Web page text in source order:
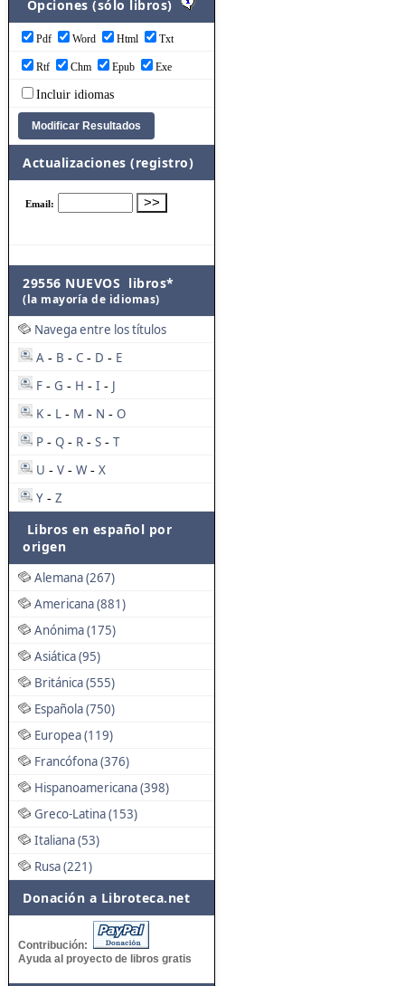
Opciones (sólo libros)
Pdf Word Html Txt
Rtf Chm Epub Exe
Incluir idiomas
Actualizaciones (registro)
29556 NUEVOS libros*
(la mayoría de idiomas)
Navega entre los títulos
A - B - C - D - E
F - G - H - I - J
K - L - M - N - O
P - Q - R - S - T
U - V - W - X
Y - Z
Libros en español por
origen
Alemana (267)
Americana (881)
Anónima (175)
Asiática (95)
Británica (555)
Española (750)
Europea (119)
Francófona (376)
Hispanoamericana (398)
Greco-Latina (153)
Italiana (53)
Rusa (221)
Donación a Libroteca.net
Contribución:
Ayuda al proyecto de libros gratis